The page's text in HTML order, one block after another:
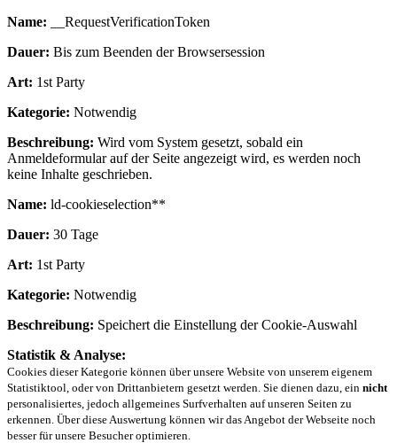
Name: __RequestVerificationToken
Dauer: Bis zum Beenden der Browsersession
Art: 1st Party
Kategorie: Notwendig
Beschreibung: Wird vom System gesetzt, sobald ein
Anmeldeformular auf der Seite angezeigt wird, es werden noch
keine Inhalte geschrieben.
Name: ld-cookieselection**
Dauer: 30 Tage
Art: 1st Party
Kategorie: Notwendig
Beschreibung: Speichert die Einstellung der Cookie-Auswahl
Statistik & Analyse:
Cookies dieser Kategorie können über unsere Website von unserem eigenem
Statistiktool, oder von Drittanbietern gesetzt werden. Sie dienen dazu, ein nicht
personalisiertes, jedoch allgemeines Surfverhalten auf unseren Seiten zu
erkennen. Über diese Auswertung können wir das Angebot der Webseite noch
besser für unsere Besucher optimieren.